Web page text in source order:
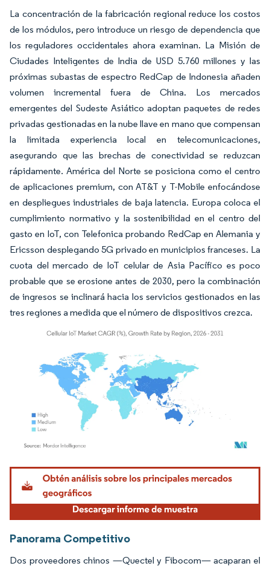
La concentración de la fabricación regional reduce los costos
de los módulos, pero introduce un riesgo de dependencia que
los reguladores occidentales ahora examinan. La Misión de
Ciudades Inteligentes de India de USD 5.760 millones y las
próximas subastas de espectro RedCap de Indonesia añaden
volumen incremental fuera de China. Los mercados
emergentes del Sudeste Asiático adoptan paquetes de redes
privadas gestionadas en la nube llave en mano que compensan
la limitada experiencia local en telecomunicaciones,
asegurando que las brechas de conectividad se reduzcan
rápidamente. América del Norte se posiciona como el centro
de aplicaciones premium, con AT&T y T-Mobile enfocándose
en despliegues industriales de baja latencia. Europa coloca el
cumplimiento normativo y la sostenibilidad en el centro del
gasto en IoT, con Telefonica probando RedCap en Alemania y
Ericsson desplegando 5G privado en municipios franceses. La
cuota del mercado de IoT celular de Asia Pacífico es poco
probable que se erosione antes de 2030, pero la combinación
de ingresos se inclinará hacia los servicios gestionados en las
tres regiones a medida que el número de dispositivos crezca.
Imagen © Mordor Intelligence. El uso requiere atribución según CC BY 4.0.
Panorama Competitivo
Dos proveedores chinos —Quectel y Fibocom— acaparan el